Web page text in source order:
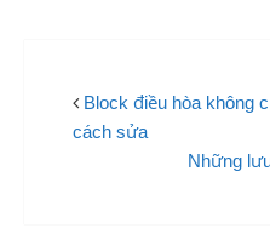
Block điều hòa không
cách sửa
Những